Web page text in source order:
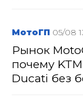
МотоГП 05/08
Рынок
почему
Ducati без